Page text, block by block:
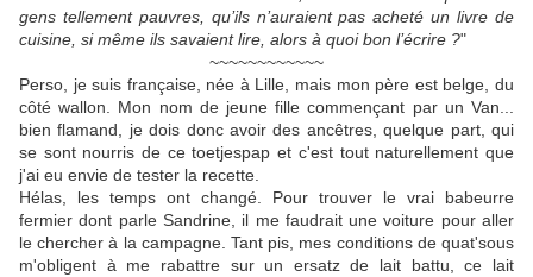
gens tellement pauvres, qu’ils n’auraient pas acheté un livre de
cuisine, si même ils savaient lire, alors à quoi bon l’écrire ?"
~~~~~~~~~~~~
Perso, je suis française, née à Lille, mais mon père est belge, du
côté wallon. Mon nom de jeune fille commençant par un Van...
bien flamand, je dois donc avoir des ancêtres, quelque part, qui
se sont nourris de ce toetjespap et c'est tout naturellement que
j'ai eu envie de tester la recette.
Hélas, les temps ont changé. Pour trouver le vrai babeurre
fermier dont parle Sandrine, il me faudrait une voiture pour aller
le chercher à la campagne. Tant pis, mes conditions de quat'sous
m'obligent à me rabattre sur un ersatz de lait battu, ce lait